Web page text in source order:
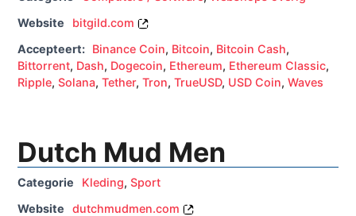
Website
bitgild.com
Accepteert: Binance Coin, Bitcoin, Bitcoin Cash,
Bittorrent, Dash, Dogecoin, Ethereum, Ethereum Classic,
Ripple, Solana, Tether, Tron, TrueUSD, USD Coin, Waves
Dutch Mud Men
Categorie Kleding, Sport
Website
dutchmudmen.com